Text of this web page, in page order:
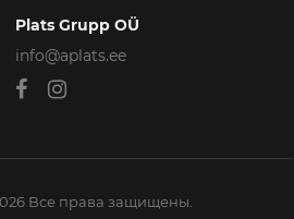
Plats Grupp OÜ
info@aplats.ee
Все права защищены.